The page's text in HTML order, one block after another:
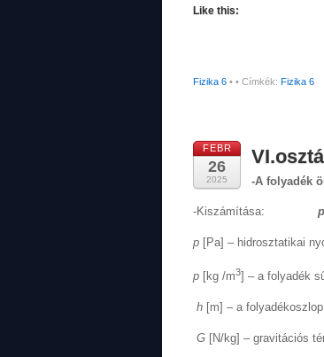
Like this:
Fizika 6 • • Címkék: Fizika 6
FEBR
26
2025 -A folyadék
-Kiszámítása: p
p [Pa] – hidrosztatikai
p [kg /m3] – a folyadék
h [m] – a
G [N/kg] – gravitációs